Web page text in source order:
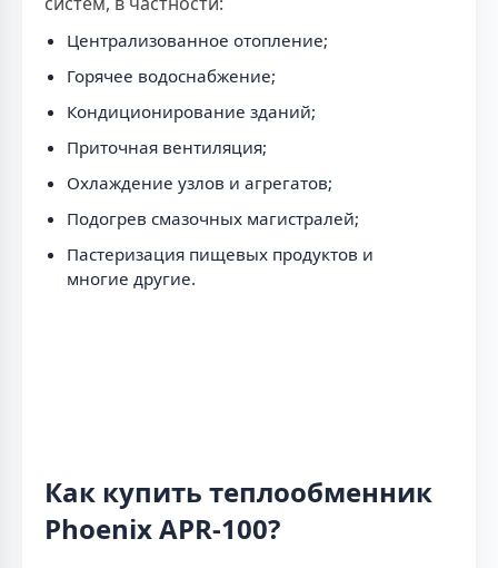
Централизованное отопление;
Горячее водоснабжение;
Кондиционирование зданий;
Приточная вентиляция;
Охлаждение узлов и агрегатов;
Подогрев смазочных магистралей;
Пастеризация пищевых продуктов и
многие другие.
Как купить теплообменник
Phoenix APR-100?